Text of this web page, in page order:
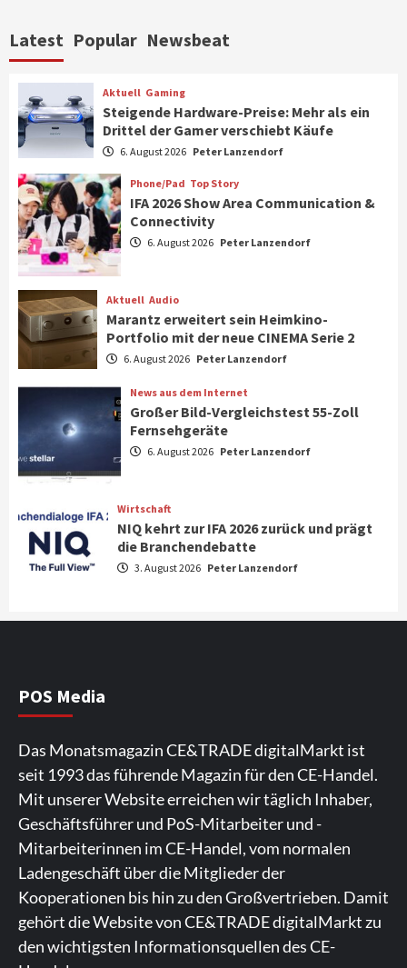
6
CHERRY baut Vertriebsteam in
7
Smart Living Top Story
Verbraucher setzen immer mehr auf
1
Aktuell
Steigende Hardware-Preise: Mehr als ein
Drittel der Gamer verschiebt Käufe
2
Phone/Pad Top Story
IFA 2026 Show Area Communication &
Connectivity
Aktuell Audio
Marantz erweitert sein Heimkino-
Portfolio mit der neue CINEMA Serie 2
News aus dem Internet
Großer Bild-Vergleichstest 55-Zoll
Fernsehgeräte
5
6
CHERRY baut Vertriebsteam in
strategisch wichtigen Märkten aus
7
Smart Living Top Story
Verbraucher setzen immer mehr auf
Klimageräte und Ventilatoren
Latest Popular Newsbeat
Aktuell Gaming
Steigende Hardware-Preise: Mehr als ein
Drittel der Gamer verschiebt Käufe
6. August 2026 Peter Lanzendorf
Phone/Pad Top Story
IFA 2026 Show Area Communication &
Connectivity
6. August 2026 Peter Lanzendorf
Aktuell Audio
Marantz erweitert sein Heimkino-
Portfolio mit der neue CINEMA Serie 2
6. August 2026 Peter Lanzendorf
News aus dem Internet
Großer Bild-Vergleichstest 55-Zoll
Fernsehgeräte
6. August 2026 Peter Lanzendorf
Wirtschaft
NIQ kehrt zur IFA 2026 zurück und prägt
die Branchendebatte
3. August 2026 Peter Lanzendorf
POS Media
Das Monatsmagazin CE&TRADE digitalMarkt ist
seit 1993 das führende Magazin für den CE-Handel.
Mit unserer Website erreichen wir täglich Inhaber,
Geschäftsführer und PoS-Mitarbeiter und -
Mitarbeiterinnen im CE-Handel, vom normalen
Ladengeschäft über die Mitglieder der
Kooperationen bis hin zu den Großvertrieben. Damit
gehört die Website von CE&TRADE digitalMarkt zu
den wichtigsten Informationsquellen des CE-